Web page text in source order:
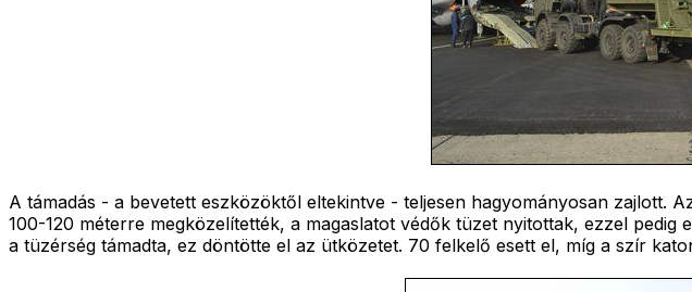
A támadás - a bevetett eszközöktől eltekintve - teljesen hagyományosan zajlott.
100-120 méterre megközelítették, a magaslatot védők tüzet nyitottak, ezzel
a tüzérség támadta, ez döntötte el az ütközetet. 70 felkelő esett el, míg a szír